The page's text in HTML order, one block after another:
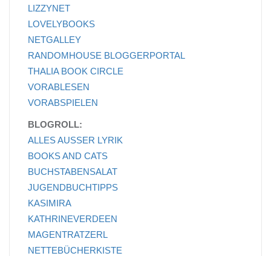
LIZZYNET
LOVELYBOOKS
NETGALLEY
RANDOMHOUSE BLOGGERPORTAL
THALIA BOOK CIRCLE
VORABLESEN
VORABSPIELEN
BLOGROLL:
ALLES AUSSER LYRIK
BOOKS AND CATS
BUCHSTABENSALAT
JUGENDBUCHTIPPS
KASIMIRA
KATHRINEVERDEEN
MAGENTRATZERL
NETTEBÜCHERKISTE